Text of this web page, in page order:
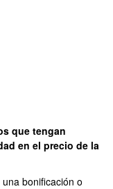
que tengan
en el precio de la
bonificación o